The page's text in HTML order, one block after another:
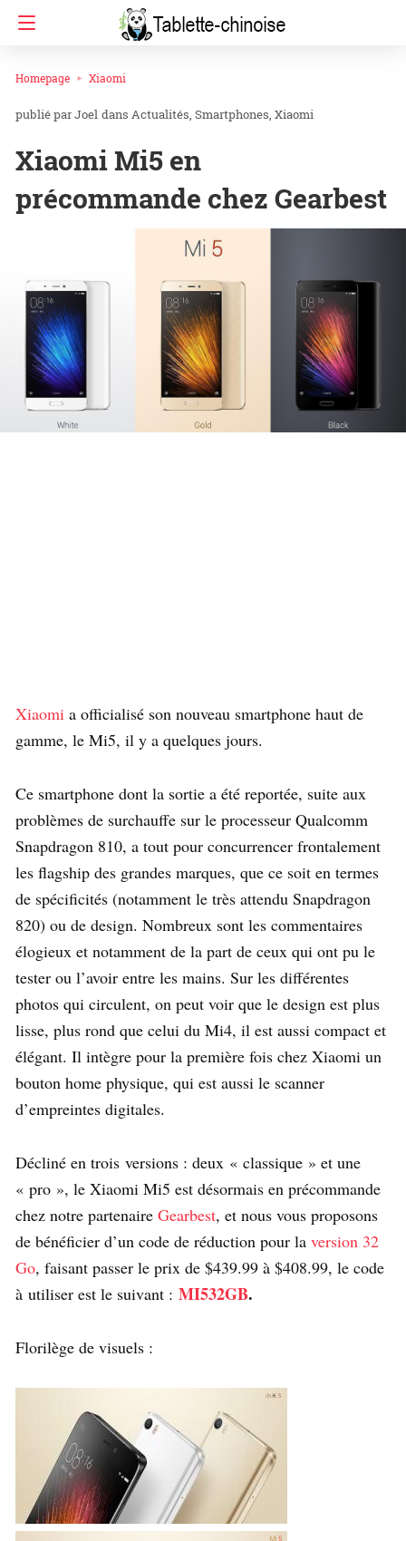
Homepage Xiaomi
Joel dans Actualités Smartphones Xiaomi
Xiaomi Mi5 en
précommande chez Gearbest
Xiaomi a officialisé son nouveau smartphone haut de
gamme, le Mi5, il y a quelques jours.
Ce smartphone dont la sortie a été reportée, suite aux
problèmes de surchauffe sur le processeur Qualcomm
Snapdragon 810, a tout pour concurrencer frontalement
les flagship des grandes marques, que ce soit en termes
de spécificités (notamment le très attendu Snapdragon
820) ou de design. Nombreux sont les commentaires
élogieux et notamment de la part de ceux qui ont pu le
tester ou l’avoir entre les mains. Sur les différentes
photos qui circulent, on peut voir que le design est plus
lisse, plus rond que celui du Mi4, il est aussi compact et
élégant. Il intègre pour la première fois chez Xiaomi un
bouton home physique, qui est aussi le scanner
d’empreintes digitales.
Décliné en trois versions : deux « classique » et une
« pro », le Xiaomi Mi5 est désormais en précommande
chez notre partenaire Gearbest, et nous vous proposons
de bénéficier d’un code de réduction pour la version 32
Go, faisant passer le prix de $439.99 à $408.99, le code
à utiliser est le suivant : MI532GB.
Florilège de visuels :